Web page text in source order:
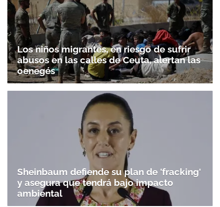
Los niños migrantes, en riesgo de sufrir
abusos en las calles de Ceuta, alertan las
oenegés
Sheinbaum defiende su plan de 'fracking'
y asegura que tendrá bajo impacto
ambiental